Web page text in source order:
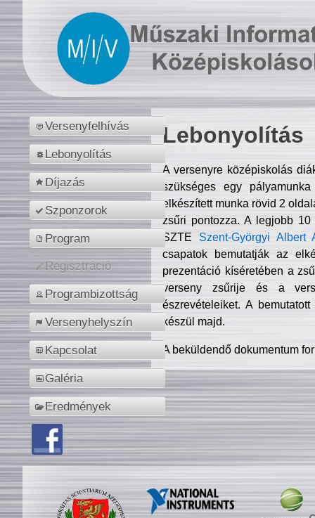
Versenyfelhívás
Lebonyolítás
Díjazás
Szponzorok
Program
Regisztráció
Programbizottság
Versenyhelyszín
Kapcsolat
Galéria
Eredmények
Lebonyolítás
A versenyre középiskolás
szükséges egy
elkészített munka rövid 2
zsűri pontozza. A legjobb
SZTE Szent-Györgyi Albert
csapatok bemutatják az
prezentáció kíséretében a
verseny zsűrije és a
észrevételeiket. A
készül majd.
A beküldendő dokumentum